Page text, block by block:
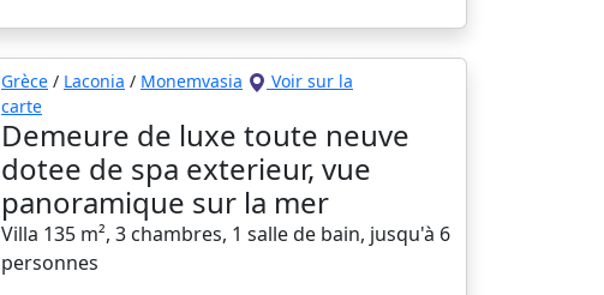
Grèce / Laconia / Monemvasia
Voir sur la
carte
Demeure de luxe toute neuve
dotee de spa exterieur, vue
panoramique sur la mer
Villa 135 m², 3 chambres, 1 salle de bain, jusqu'à 6
personnes